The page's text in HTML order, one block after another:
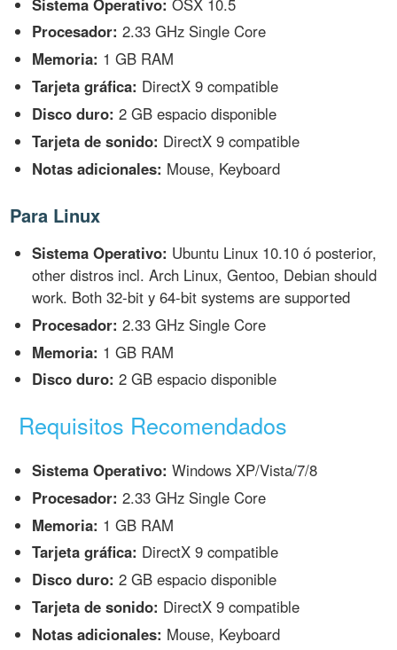
Procesador: 2.33 GHz Single Core
Memoria: 1 GB RAM
Tarjeta gráfica: DirectX 9 compatible
Disco duro: 2 GB espacio disponible
Tarjeta de sonido: DirectX 9 compatible
Notas adicionales: Mouse, Keyboard
Para Linux
Sistema Operativo: Ubuntu Linux 10.10 ó posterior,
other distros incl. Arch Linux, Gentoo, Debian should
work. Both 32-bit y 64-bit systems are supported
Procesador: 2.33 GHz Single Core
Memoria: 1 GB RAM
Disco duro: 2 GB espacio disponible
Requisitos Recomendados
Sistema Operativo: Windows XP/Vista/7/8
Procesador: 2.33 GHz Single Core
Memoria: 1 GB RAM
Tarjeta gráfica: DirectX 9 compatible
Disco duro: 2 GB espacio disponible
Tarjeta de sonido: DirectX 9 compatible
Notas adicionales: Mouse, Keyboard